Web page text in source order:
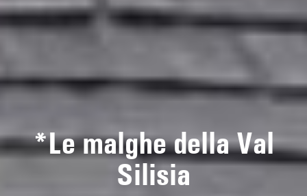
*Le malghe della Val
Silisia